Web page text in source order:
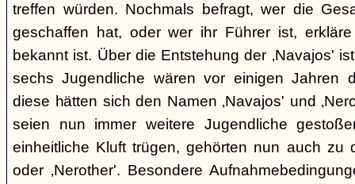
treffen würden. Nochmals befragt, wer die
geschaffen hat, oder wer ihr Führer ist,
bekannt ist. Über die Entstehung der ‚Navajos'
sechs Jugendliche wären vor einigen Jahren
diese hätten sich den Namen ‚Navajos' und
seien nun immer weitere Jugendliche
einheitliche Kluft trügen, gehörten nun auch zu
oder ‚Nerother'. Besondere